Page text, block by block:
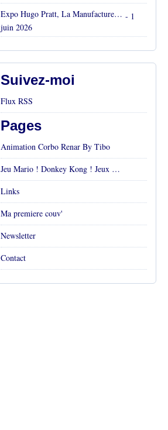
Expo Hugo Pratt, La Manufacture, Aix en Provence, Mai 2026 - 1
juin 2026
Suivez-moi
Flux RSS
Pages
Animation Corbo Renar By Tibo
Jeu Mario ! Donkey Kong ! Jeux vidéos Rétro !
Links
Ma premiere couv'
Newsletter
Contact